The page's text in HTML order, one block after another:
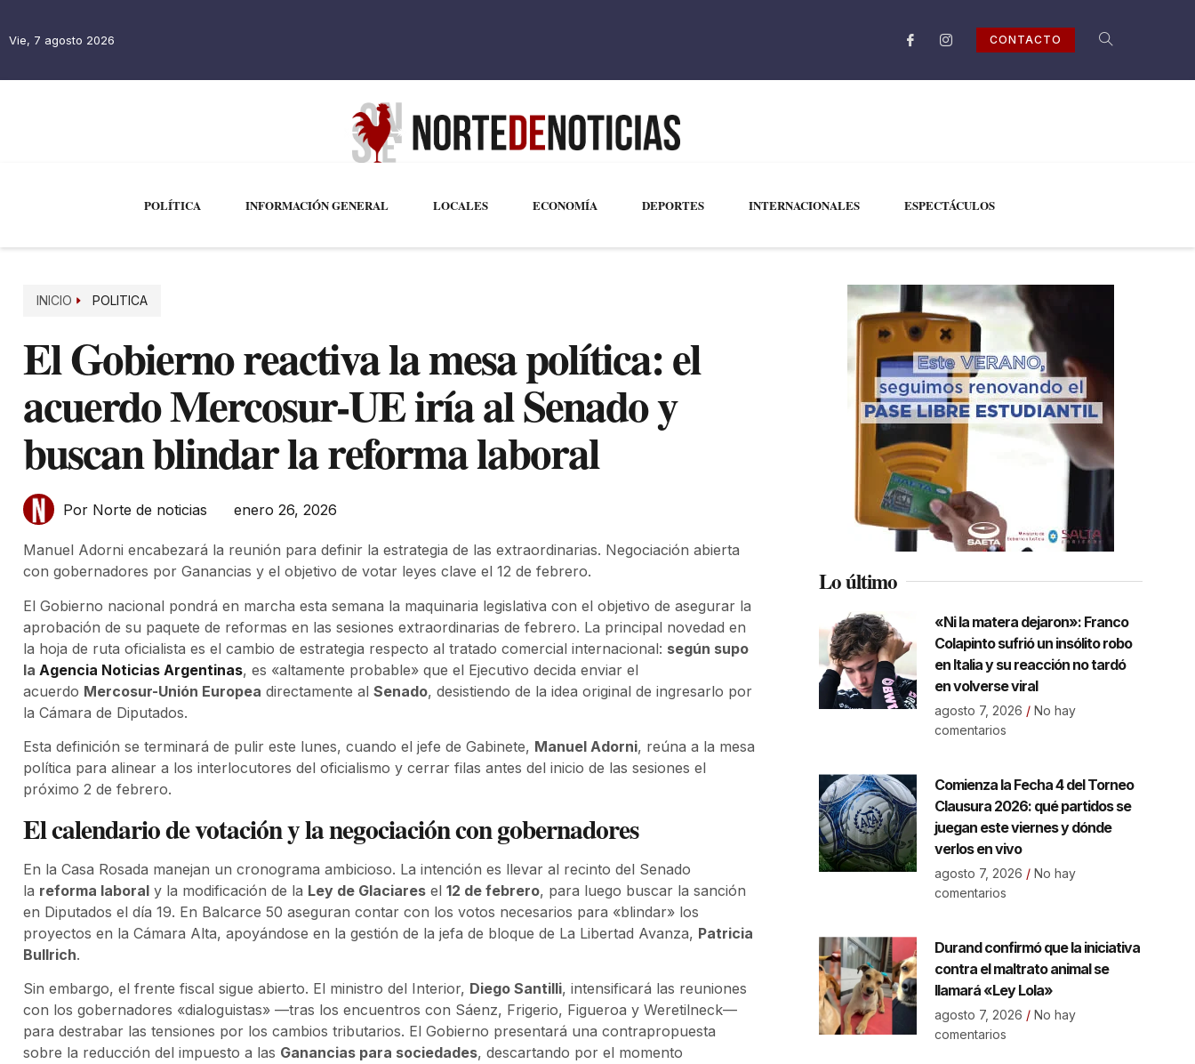
Vie, 7 agosto 2026 CONTACTO
POLÍTICA INFORMACIÓN GENERAL LOCALES ECONOMÍA DEPORTES INTERNACIONALES ESPECTÁCULOS
INICIO POLITICA
El Gobierno reactiva la mesa política: el
acuerdo Mercosur-UE iría al Senado y
buscan blindar la reforma laboral
Por Norte de noticias enero 26, 2026
Manuel Adorni encabezará la reunión para definir la estrategia de las extraordinarias. Negociación abierta
con gobernadores por Ganancias y el objetivo de votar leyes clave el 12 de febrero.
El Gobierno nacional pondrá en marcha esta semana la maquinaria legislativa con el objetivo de asegurar la
aprobación de su paquete de reformas en las sesiones extraordinarias de febrero. La principal novedad en
la hoja de ruta oficialista es el cambio de estrategia respecto al tratado comercial internacional: según supo
la Agencia Noticias Argentinas, es «altamente probable» que el Ejecutivo decida enviar el
acuerdo Mercosur-Unión Europea directamente al Senado, desistiendo de la idea original de ingresarlo por
la Cámara de Diputados.
Esta definición se terminará de pulir este lunes, cuando el jefe de Gabinete, Manuel Adorni, reúna a la mesa
política para alinear a los interlocutores del oficialismo y cerrar filas antes del inicio de las sesiones el
próximo 2 de febrero.
El calendario de votación y la negociación con gobernadores
En la Casa Rosada manejan un cronograma ambicioso. La intención es llevar al recinto del Senado
la reforma laboral y la modificación de la Ley de Glaciares el 12 de febrero, para luego buscar la sanción
en Diputados el día 19. En Balcarce 50 aseguran contar con los votos necesarios para «blindar» los
proyectos en la Cámara Alta, apoyándose en la gestión de la jefa de bloque de La Libertad Avanza, Patricia
Bullrich.
Sin embargo, el frente fiscal sigue abierto. El ministro del Interior, Diego Santilli, intensificará las reuniones
con los gobernadores «dialoguistas» —tras los encuentros con Sáenz, Frigerio, Figueroa y Weretilneck—
para destrabar las tensiones por los cambios tributarios. El Gobierno presentará una contrapropuesta
sobre la reducción del impuesto a las Ganancias para sociedades, descartando por el momento
Lo último
«Ni la matera dejaron»: Franco
Colapinto sufrió un insólito robo
en Italia y su reacción no tardó
en volverse viral
agosto 7, 2026 No hay
comentarios
Comienza la Fecha 4 del Torneo
Clausura 2026: qué partidos se
juegan este viernes y dónde
verlos en vivo
agosto 7, 2026 No hay
comentarios
Durand confirmó que la iniciativa
contra el maltrato animal se
llamará «Ley Lola»
agosto 7, 2026 No hay
comentarios